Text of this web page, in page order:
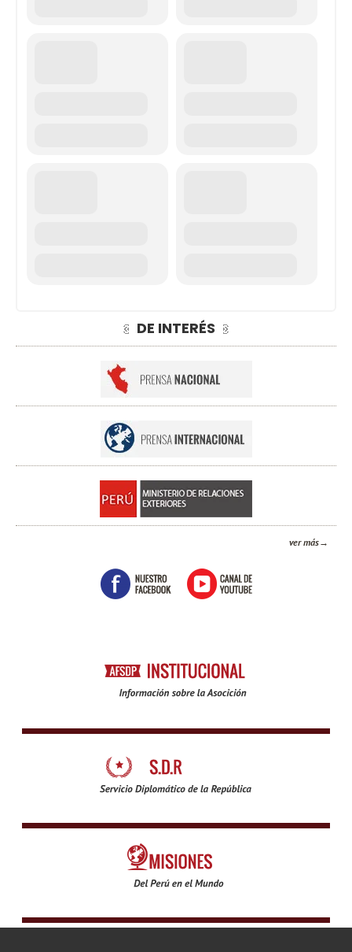
DE INTERÉS
ver más